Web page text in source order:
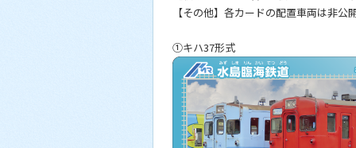
【その他】各カードの配置車両は非公
①キハ37形式